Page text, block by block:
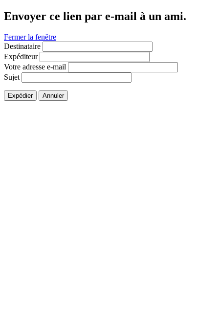
Envoyer ce lien par e-mail à un ami.
Fermer la fenêtre
Destinataire
Expéditeur
Votre adresse e-mail
Sujet
Expédier Annuler